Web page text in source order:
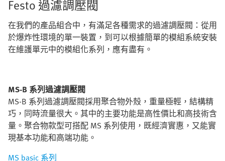
Festo 過濾調壓閥
在我們的產品組合中，有滿足各種需求的過濾調壓閥：從用
於爆炸性環境的單一裝置，到可以根據簡單的模組系統安裝
在維護單元中的模組化系列，應有盡有。
MS-B 系列過濾調壓閥
MS-B 系列過濾調壓閥採用聚合物外殼，重量極輕，結構精
巧，同時流量很大。其中的主要功能是高性價比和高技術含
量。聚合物款型可搭配 MS 系列使用，既經濟實惠，又能實
現基本功能和高端功能。
MS basic 系列